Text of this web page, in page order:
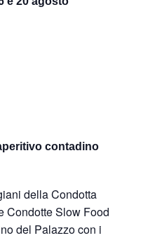
contadino
della Condotta
Condotte Slow Food
del Palazzo con i